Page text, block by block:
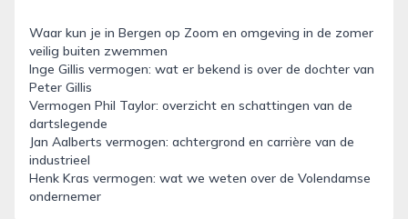
Waar kun je in Bergen op Zoom en omgeving in de zomer
veilig buiten zwemmen
Inge Gillis vermogen: wat er bekend is over de dochter van
Peter Gillis
Vermogen Phil Taylor: overzicht en schattingen van de
dartslegende
Jan Aalberts vermogen: achtergrond en carrière van de
industrieel
Henk Kras vermogen: wat we weten over de Volendamse
ondernemer